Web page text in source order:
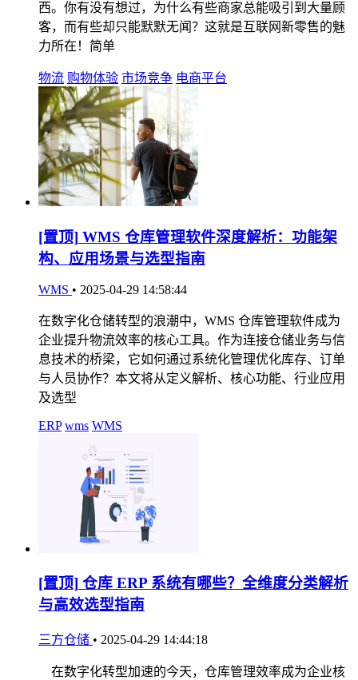
西。你有没有想过，为什么有些商家总能吸引到大量顾
客，而有些却只能默默无闻？这就是互联网新零售的魅
力所在！简单
物流 购物体验 市场竞争 电商平台
[置顶] WMS 仓库管理软件深度解析：功能架
构、应用场景与选型指南
WMS • 2025-04-29 14:58:44
在数字化仓储转型的浪潮中，WMS 仓库管理软件成为
企业提升物流效率的核心工具。作为连接仓储业务与信
息技术的桥梁，它如何通过系统化管理优化库存、订单
与人员协作？本文将从定义解析、核心功能、行业应用
及选型
ERP wms WMS
[置顶] 仓库 ERP 系统有哪些？全维度分类解析
与高效选型指南
三方仓储 • 2025-04-29 14:44:18
在数字化转型加速的今天，仓库管理效率成为企业核